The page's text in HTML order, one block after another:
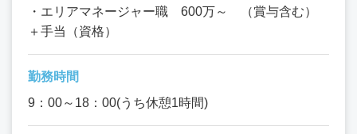
・エリアマネージャー職 600万～ （賞与含む）
＋手当（資格）
勤務時間
9：00～18：00(うち休憩1時間)